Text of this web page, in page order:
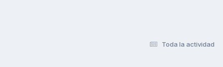
Toda la actividad